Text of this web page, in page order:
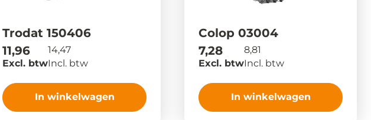
Trodat 150406
11,96
Excl. btw
14,47
Incl. btw
In winkelwagen
Colop 03004
7,28
Excl. btw
8,81
Incl. btw
In winkelwagen